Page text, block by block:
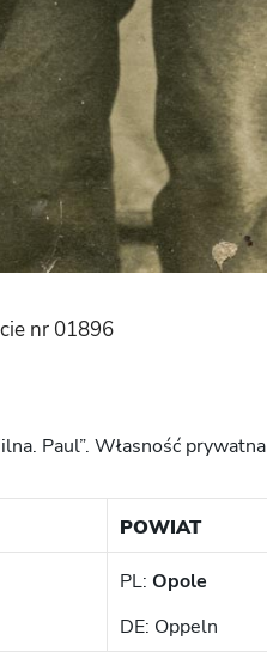
nr 01896
Paul”. Własność prywatna
POWIAT
PL: Opole
DE: Oppeln